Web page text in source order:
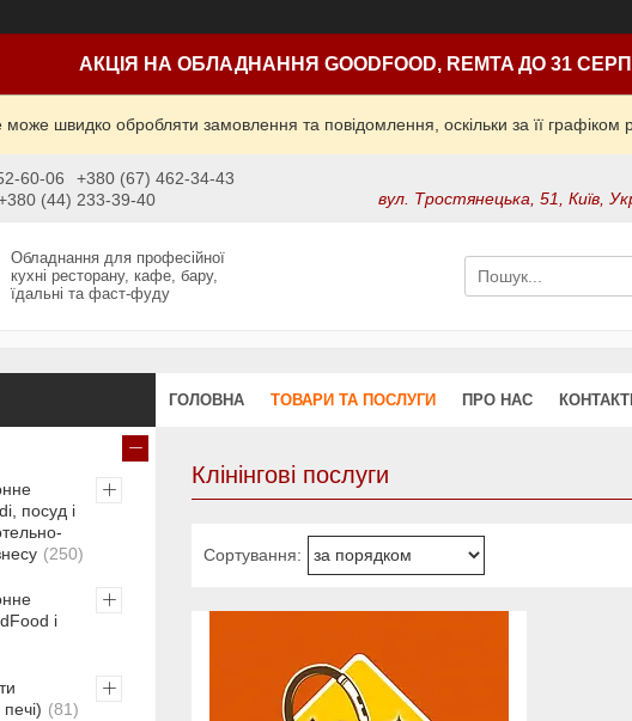
АКЦІЯ НА ОБЛАДНАННЯ GOODFOOD, REMTA ДО 31
може швидко обробляти замовлення та повідомлення, оскільки за її
60-06
+380 (67) 462-34-43
(44) 233-39-40
вул. Тростянецька, 51, Київ,
Обладнання для професійної
кухні ресторану, кафе, бару,
їдальні та фаст-фуду
ГОЛОВНА ТОВАРИ ТА ПОСЛУГИ ПРО НАС
Клінінгові послуги
посуд і
250
і
81